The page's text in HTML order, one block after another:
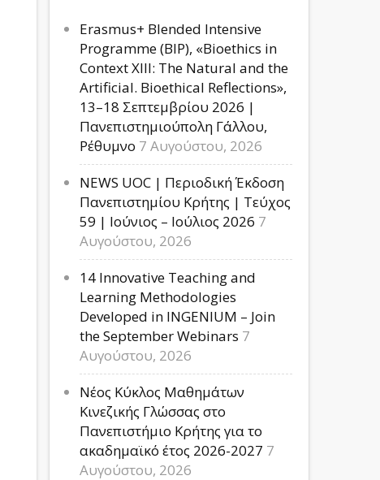
Erasmus+ Blended Intensive
Programme (BIP), «Bioethics in
Context XIII: The Natural and the
Artificial. Bioethical Reflections»,
13–18 Σεπτεμβρίου 2026 |
Πανεπιστημιούπολη Γάλλου,
Ρέθυμνο 7 Αυγούστου, 2026
NEWS UOC | Περιοδική Έκδοση
Πανεπιστημίου Κρήτης | Τεύχος
59 | Ιούνιος – Ιούλιος 2026 7
Αυγούστου, 2026
14 Innovative Teaching and
Learning Methodologies
Developed in INGENIUM – Join
the September Webinars 7
Αυγούστου, 2026
Νέος Κύκλος Μαθημάτων
Κινεζικής Γλώσσας στο
Πανεπιστήμιο Κρήτης για το
ακαδημαϊκό έτος 2026-2027 7
Αυγούστου, 2026